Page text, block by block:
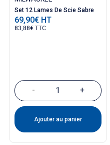
Set 12 Lames De Scie Sabre
Prix
69,90€ HT
83,88€ TTC
- +
Ajouter au panier